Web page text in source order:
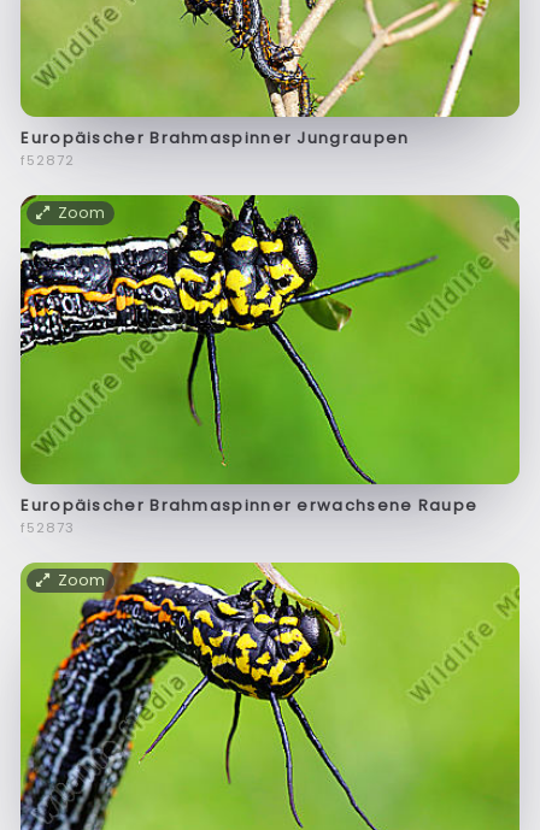
Europäischer Brahmaspinner Jungraupen
f52872
Zoom
Europäischer Brahmaspinner erwachsene Raupe
f52873
Zoom